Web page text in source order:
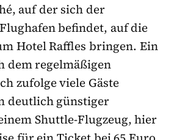
auf der sich der
befindet, auf die
Hotel Raffles bringen. Ein
dem regelmäßigen
zufolge viele Gäste
deutlich günstiger
Shuttle-Flugzeug, hier